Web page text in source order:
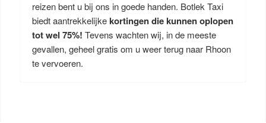
reizen bent u bij ons in goede handen. Botlek Taxi
biedt aantrekkelijkekortingen die kunnen oplopen
tot wel 75%! Tevens wachten wij, in de meeste
gevallen, geheel gratis om u weer terug naar Rhoon
te vervoeren.